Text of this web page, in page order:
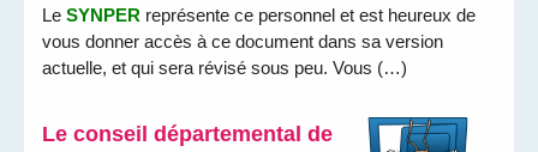
LeSYNPER représente ce personnel et est heureux de
vous donner accès à ce document dans sa version
actuelle, et qui sera révisé sous peu. Vous (…)
Le conseil départemental de